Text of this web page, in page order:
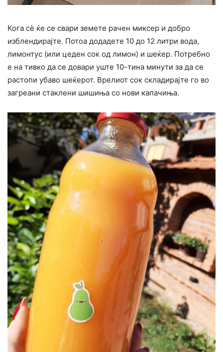
Кога сè ќе се свари земете рачен миксер и добро
изблендирајте. Потоа додадете 10 до 12 литри вода,
лимонтус (или цеден сок од лимон) и шеќер. Потребно
е на тивко да се довари уште 10-тина минути за да се
растопи убаво шеќерот. Врелиот сок складирајте го во
загреани стаклени шишиња со нови капачиња.